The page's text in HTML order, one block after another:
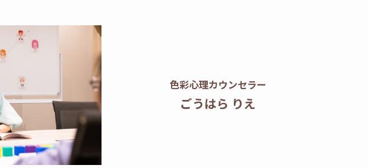
色彩心理カウンセラー
ごうはら りえ